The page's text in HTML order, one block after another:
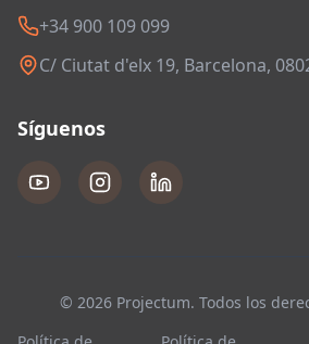
+34 900 109 099
C/ Ciutat d'elx 19, Barcelona,
Síguenos
© 2026 Projectum. Todos los